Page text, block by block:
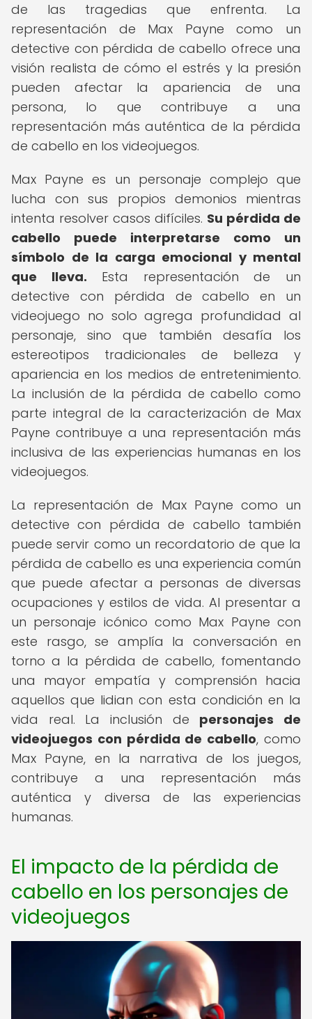
de las tragedias que enfrenta. La
representación de Max Payne como un
detective con pérdida de cabello ofrece una
visión realista de cómo el estrés y la presión
pueden afectar la apariencia de una
persona, lo que contribuye a una
representación más auténtica de la pérdida
de cabello en los videojuegos.
Max Payne es un personaje complejo que
lucha con sus propios demonios mientras
intenta resolver casos difíciles. Su pérdida de
cabello puede interpretarse como un
símbolo de la carga emocional y mental
que lleva. Esta representación de un
detective con pérdida de cabello en un
videojuego no solo agrega profundidad al
personaje, sino que también desafía los
estereotipos tradicionales de belleza y
apariencia en los medios de entretenimiento.
La inclusión de la pérdida de cabello como
parte integral de la caracterización de Max
Payne contribuye a una representación más
inclusiva de las experiencias humanas en los
videojuegos.
La representación de Max Payne como un
detective con pérdida de cabello también
puede servir como un recordatorio de que la
pérdida de cabello es una experiencia común
que puede afectar a personas de diversas
ocupaciones y estilos de vida. Al presentar a
un personaje icónico como Max Payne con
este rasgo, se amplía la conversación en
torno a la pérdida de cabello, fomentando
una mayor empatía y comprensión hacia
aquellos que lidian con esta condición en la
vida real. La inclusión de personajes de
videojuegos con pérdida de cabello, como
Max Payne, en la narrativa de los juegos,
contribuye a una representación más
auténtica y diversa de las experiencias
humanas.
El impacto de la pérdida de
cabello en los personajes de
videojuegos